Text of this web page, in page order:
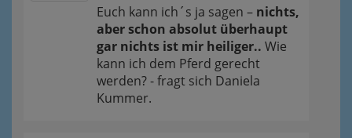
Euch kann ich´s ja sagen – nichts,
aber schon absolut überhaupt
gar nichts ist mir heiliger.. Wie
kann ich dem Pferd gerecht
werden? - fragt sich Daniela
Kummer.